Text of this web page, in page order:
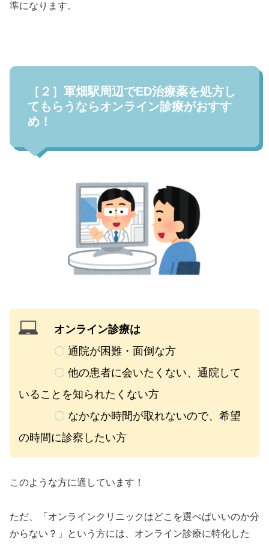
準になります。
［２］軍畑駅周辺でED治療薬を処方し
てもらうならオンライン診療がおすす
め！
オンライン診療は
〇 通院が困難・面倒な方
〇 他の患者に会いたくない、通院して
いることを知られたくない方
〇 なかなか時間が取れないので、希望
の時間に診察したい方
このような方に適しています！
ただ、「オンラインクリニックはどこを選べばいいのか分
からない？」という方には、オンライン診療に特化した